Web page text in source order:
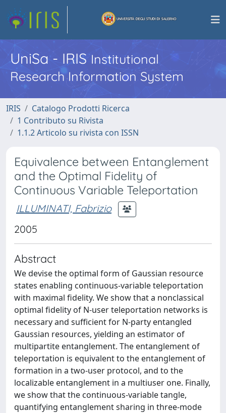
UniSa - IRISInstitutional
Research Information System
IRIS
Catalogo Prodotti Ricerca
1 Contributo su Rivista
1.1.2 Articolo su rivista con ISSN
Equivalence between Entanglement
and the Optimal Fidelity of
Continuous Variable Teleportation
ILLUMINATI, Fabrizio
2005
Abstract
We devise the optimal form of Gaussian resource
states enabling continuous-variable teleportation
with maximal fidelity. We show that a nonclassical
optimal fidelity of N-user teleportation networks is
necessary and sufficient for N-party entangled
Gaussian resources, yielding an estimator of
multipartite entanglement. The entanglement of
teleportation is equivalent to the entanglement of
formation in a two-user protocol, and to the
localizable entanglement in a multiuser one. Finally,
we show that the continuous-variable tangle,
quantifying entanglement sharing in three-mode